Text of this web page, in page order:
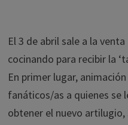
El 3 de abril sale a la venta
cocinando para recibir la
En primer lugar,
fanáticos/as a quienes se
obtener el nuevo